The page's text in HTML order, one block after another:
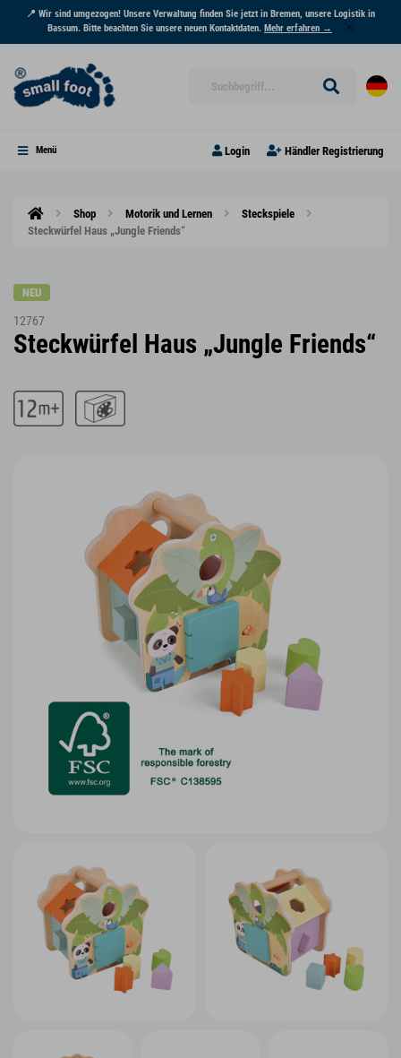
📍 Wir sind umgezogen! Unsere Verwaltung finden Sie jetzt in Bremen, unsere Logistik in
Bassum. Bitte beachten Sie unsere neuen Kontaktdaten. Mehr erfahren →
Menü Login Händler Registrierung
Shop Motorik und Lernen
Steckspiele
Steckwürfel Haus „Jungle Friends“
NEU
12767
Steckwürfel Haus „Jungle Friends“